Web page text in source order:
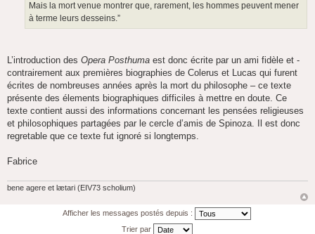
Mais la mort venue montrer que, rarement, les hommes peuvent mener
à terme leurs desseins.”
L’introduction des Opera Posthuma est donc écrite par un ami fidèle et -
contrairement aux premières biographies de Colerus et Lucas qui furent
écrites de nombreuses années après la mort du philosophe – ce texte
présente des élements biographiques difficiles à mettre en doute. Ce
texte contient aussi des informations concernant les pensées religieuses
et philosophiques partagées par le cercle d’amis de Spinoza. Il est donc
regretable que ce texte fut ignoré si longtemps.
Fabrice
bene agere et lætari (EIV73 scholium)
Afficher les messages postés depuis :
Trier par